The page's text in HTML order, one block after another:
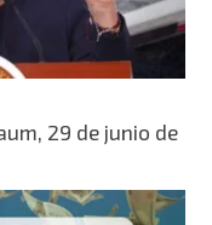
29 de junio de